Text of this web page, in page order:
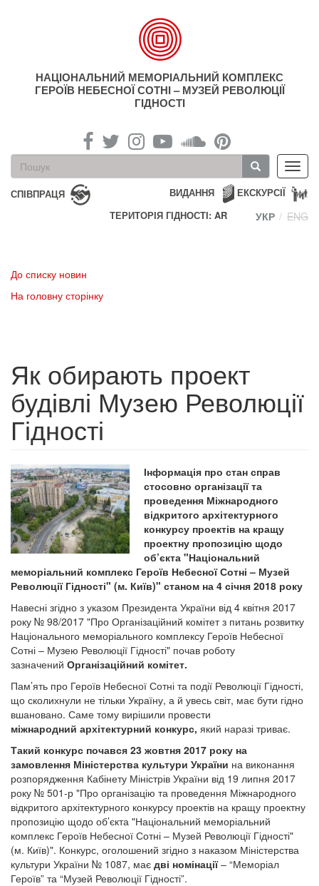
НАЦІОНАЛЬНИЙ МЕМОРІАЛЬНИЙ КОМПЛЕКС
ГЕРОЇВ НЕБЕСНОЇ СОТНІ – МУЗЕЙ РЕВОЛЮЦІЇ
ГІДНОСТІ
Пошукова
форма
Пошук
СПІВПРАЦЯ ЕКСКУРСІЇ
ВИДАННЯ
ТЕРИТОРІЯ ГІДНОСТІ: AR
УКР ENG
До списку новин
На головну сторінку
Як обирають проект
будівлі Музею Революції
Гідності
Інформація про стан справ
стосовно організації та
проведення Міжнародного
відкритого архітектурного
конкурсу проектів на кращу
проектну пропозицію щодо
об’єкта "Національний
меморіальний комплекс Героїв Небесної Сотні – Музей
Революції Гідності" (м. Київ)" станом на 4 січня 2018 року
Навесні згідно з указом Президента України від 4 квітня 2017
року № 98/2017 "Про Організаційний комітет з питань розвитку
Національного меморіального комплексу Героїв Небесної
Сотні – Музею Революції Гідності" почав роботу
зазначений Організаційний комітет.
Пам’ять про Героїв Небесної Сотні та події Революції Гідності,
що сколихнули не тільки Україну, а й увесь світ, має бути гідно
вшановано. Саме тому вирішили провести
міжнародний архітектурний конкурс, який наразі триває.
Такий конкурс почався 23 жовтня 2017 року на
замовлення Міністерства культури України на виконання
розпорядження Кабінету Міністрів України від 19 липня 2017
року № 501-р "Про організацію та проведення Міжнародного
відкритого архітектурного конкурсу проектів на кращу проектну
пропозицію щодо об’єкта "Національний меморіальний
комплекс Героїв Небесної Сотні – Музей Революції Гідності"
(м. Київ)". Конкурс, оголошений згідно з наказом Міністерства
культури України № 1087, має дві номінації– “Меморіал
Героїв” та “Музей Революції Гідності”.